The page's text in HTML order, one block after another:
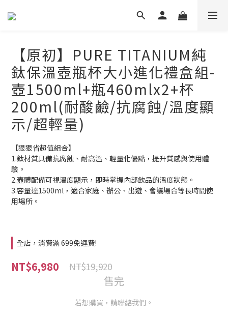
【原初】PURE TITANIUM純
鈦保溫壺瓶杯大小進化禮盒組-
壺1500ml+瓶460mlx2+杯
200ml(耐酸鹼/抗腐蝕/溫度顯
示/超輕量)
【狠狠省超值組合】
1.鈦材質具備抗腐蝕、耐高溫、輕量化優點，提升質感與使用體
驗。
2.壺體配備可視溫度顯示，即時掌握內部飲品的溫度狀態。
3.容量達1500ml，適合家庭、辦公、出遊、會議場合等長時間使
用場所。
全店，消費滿 699免運費!
NT$6,980 NT$19,920
售完
若想購買，請聯絡我們。